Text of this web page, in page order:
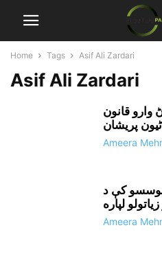
Home Tags Asif Ali Zardari
Asif Ali Zardari
قانون
پريشان
Ameera
کې د
Ameera